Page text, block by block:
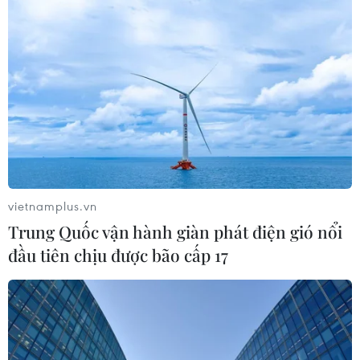
Đầu bếp Việt lan tỏa giá trị ẩm thực
trên đấu trường quốc tế với 37 huy
chương
27/07/2026 03:46
Huế được vinh danh điểm đến ẩm
thực truyền thống độc đáo nhất châu
Á
25/07/2026 02:32
Quảng Ngãi" Tổ chức lễ hội gắn với
món ăn độc đáo của người dân ven
sông Trà
24/07/2026 15:48
vietnamplus.vn
Trung Quốc vận hành giàn phát điện gió nổi
đầu tiên chịu được bão cấp 17